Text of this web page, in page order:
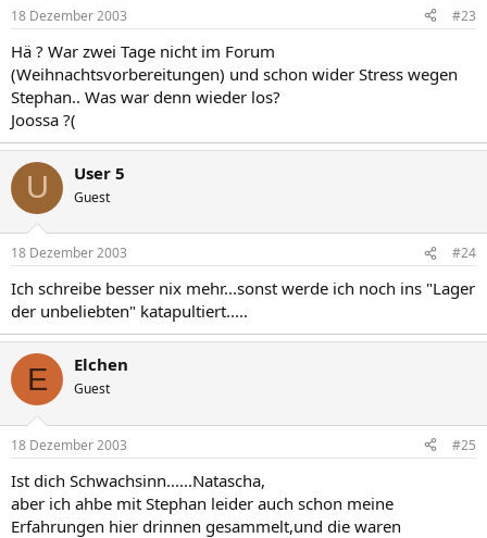
18 Dezember 2003 #23
Hä ? War zwei Tage nicht im Forum
(Weihnachtsvorbereitungen) und schon wider Stress wegen
Stephan.. Was war denn wieder los?
Joossa ?(
U User 5
Guest
18 Dezember 2003 #24
Ich schreibe besser nix mehr...sonst werde ich noch ins "Lager
der unbeliebten" katapultiert.....
E Elchen
Guest
18 Dezember 2003 #25
Ist dich Schwachsinn......Natascha,
aber ich ahbe mit Stephan leider auch schon meine
Erfahrungen hier drinnen gesammelt,und die waren